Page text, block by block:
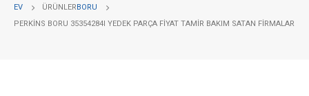
EV ÜRÜNLERBORU
PERKINS BORU 35354284I YEDEK PARÇA FIYAT TAMIR BAKIM SATAN FIRMALAR